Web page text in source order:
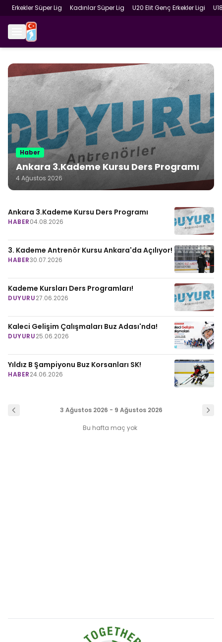
Erkekler Süper Lig Kadınlar Süper Lig U20 Elit Genç Erkekler Ligi
Haber
Ankara 3.Kademe Kursu Ders Programı
4 Ağustos 2026
Ankara 3.Kademe Kursu Ders Programı
HABER04.08.2026
3. Kademe Antrenör Kursu Ankara'da Açılıyor!
HABER30.07.2026
Kademe Kursları Ders Programları!
DUYURU27.06.2026
Kaleci Gelişim Çalışmaları Buz Adası'nda!
DUYURU25.06.2026
Yıldız B Şampiyonu Buz Korsanları SK!
HABER24.06.2026
3 Ağustos 2026 - 9 Ağustos 2026
Bu hafta maç yok